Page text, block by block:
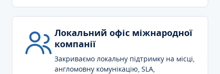
Локальний офіс міжнародної
компанії
Закриваємо локальну підтримку на місці,
англомовну комунікацію, SLA,